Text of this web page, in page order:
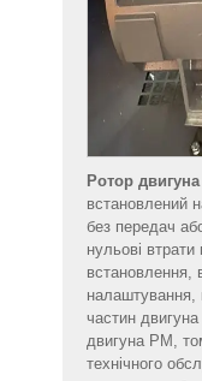
Ротор двигуна
встановлений
без передач
нульові втрати
встановлення,
налаштування,
частин
двигуна PM,
технічного